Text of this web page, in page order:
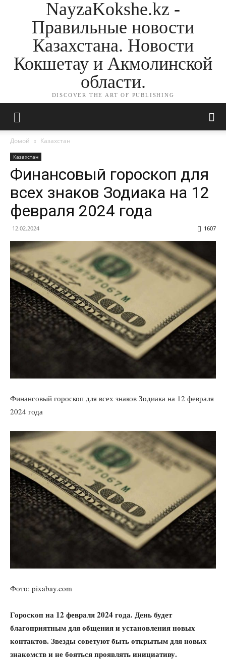
NayzaKokshe.kz -
Правильные новости
Казахстана. Новости
Кокшетау и Акмолинской
области.
DISCOVER THE ART OF PUBLISHING
Домой Казахстан
Казахстан
Финансовый гороскоп для
всех знаков Зодиака на 12
февраля 2024 года
12.02.2024 1607
Финансовый гороскоп для всех знаков Зодиака на 12 февраля
2024 года
Фото: pixabay.com
Гороскоп на 12 февраля 2024 года. День будет
благоприятным для общения и установления новых
контактов. Звезды советуют быть открытым для новых
знакомств и не бояться проявлять инициативу.